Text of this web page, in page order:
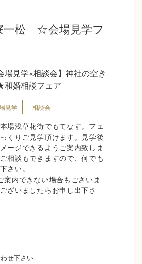
一松」☆会場見学フ
場見学×相談会】神社の空き
婚相談フェア
見学 相談会
場浅草花街でもてなす。フェ
くりご見学頂けます。見学後
ージできるようご案内致しま
相談もできますので、何でも
さい。
案内できない場合もございま
ざいましたらお申し出下さ
せ下さい